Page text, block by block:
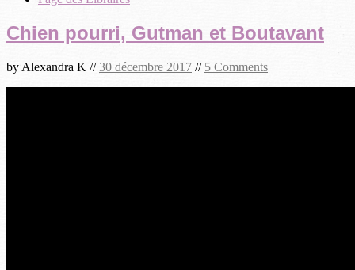
Chien pourri, Gutman et Boutavant
by Alexandra K //30 décembre 2017 // 5 Comments